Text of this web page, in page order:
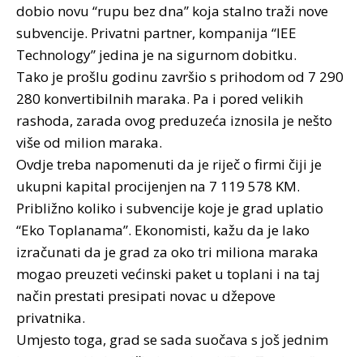
dobio novu “rupu bez dna” koja stalno traži nove
subvencije. Privatni partner, kompanija “IEE
Technology” jedina je na sigurnom dobitku.
Tako je prošlu godinu završio s prihodom od 7 290
280 konvertibilnih maraka. Pa i pored velikih
rashoda, zarada ovog preduzeća iznosila je nešto
više od milion maraka.
Ovdje treba napomenuti da je riječ o firmi čiji je
ukupni kapital procijenjen na 7 119 578 KM.
Približno koliko i subvencije koje je grad uplatio
“Eko Toplanama”. Ekonomisti, kažu da je lako
izračunati da je grad za oko tri miliona maraka
mogao preuzeti većinski paket u toplani i na taj
način prestati presipati novac u džepove
privatnika.
Umjesto toga, grad se sada suočava s još jednim